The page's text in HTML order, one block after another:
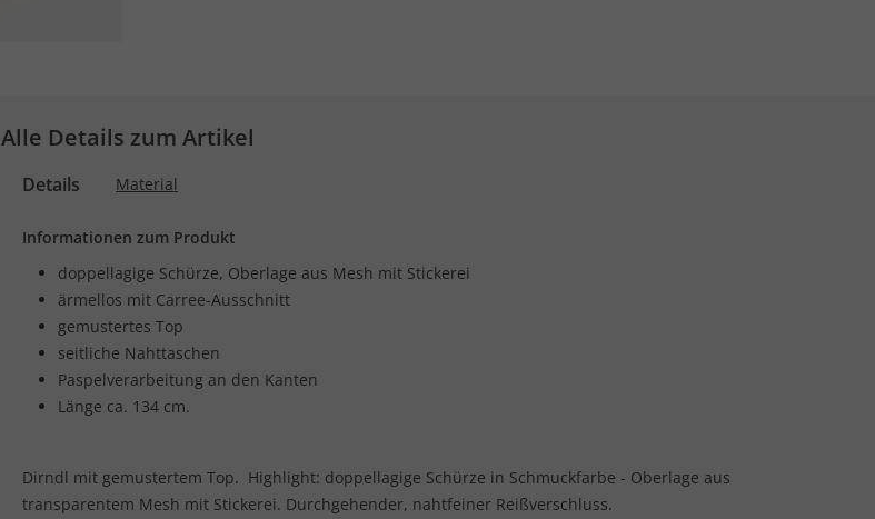
Alle Details zum Artikel
Details Material
Informationen zum Produkt
doppellagige Schürze, Oberlage aus Mesh mit Stickerei
ärmellos mit Carree-Ausschnitt
gemustertes Top
seitliche Nahttaschen
Paspelverarbeitung an den Kanten
Länge ca. 134 cm.
Dirndl mit gemustertem Top. Highlight: doppellagige Schürze in Schmuckfarbe - Oberlage aus
transparentem Mesh mit Stickerei. Durchgehender, nahtfeiner Reißverschluss.